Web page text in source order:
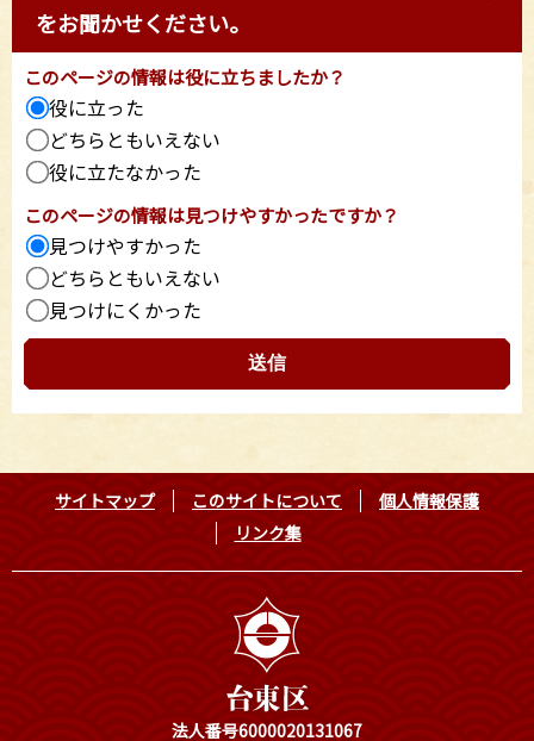
をお聞かせください。
このページの情報は役に立ちましたか？
役に立った
どちらともいえない
役に立たなかった
このページの情報は見つけやすかったですか？
見つけやすかった
どちらともいえない
見つけにくかった
サイトマップ このサイトについて
個人情報保護
リンク集
法人番号6000020131067